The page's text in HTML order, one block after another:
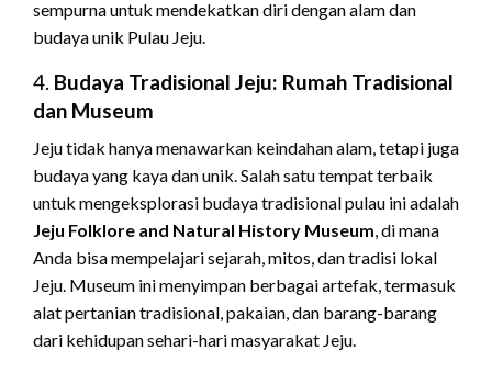
sempurna untuk mendekatkan diri dengan alam dan
budaya unik Pulau Jeju.
4. Budaya Tradisional Jeju: Rumah Tradisional
dan Museum
Jeju tidak hanya menawarkan keindahan alam, tetapi juga
budaya yang kaya dan unik. Salah satu tempat terbaik
untuk mengeksplorasi budaya tradisional pulau ini adalah
Jeju Folklore and Natural History Museum, di mana
Anda bisa mempelajari sejarah, mitos, dan tradisi lokal
Jeju. Museum ini menyimpan berbagai artefak, termasuk
alat pertanian tradisional, pakaian, dan barang-barang
dari kehidupan sehari-hari masyarakat Jeju.